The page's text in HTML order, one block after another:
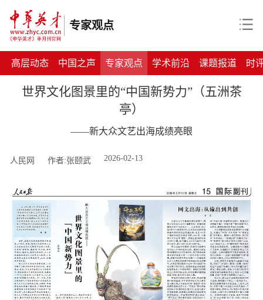
专家观点
高层动态 中国之声 专家观点 学术前沿 课题报道 时
世界文化图景里的“中国新势力”（五洲茶
亭）
——新大众文艺出海成绩亮眼
人民网 作者:张颐武 2026-02-13